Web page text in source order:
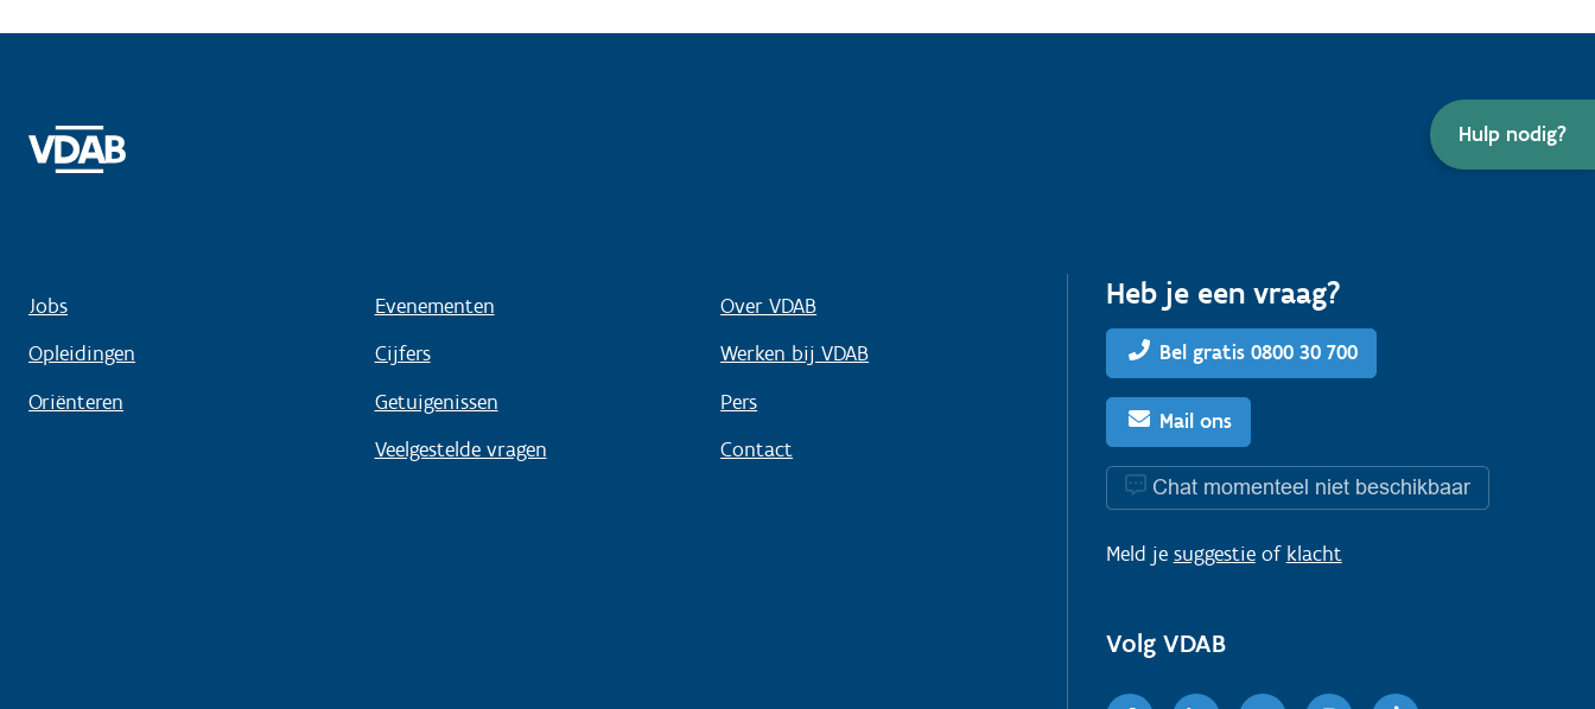
Hulp nodig?
Jobs
Opleidingen
Oriënteren
Evenementen
Cijfers
Getuigenissen
Veelgestelde vragen
Over VDAB
Werken bij VDAB
Pers
Contact
Heb je een vraag?
Bel gratis 0800 30 700
Mail ons
Chat momenteel niet beschikbaar
Meld je suggestieof klacht
Volg VDAB